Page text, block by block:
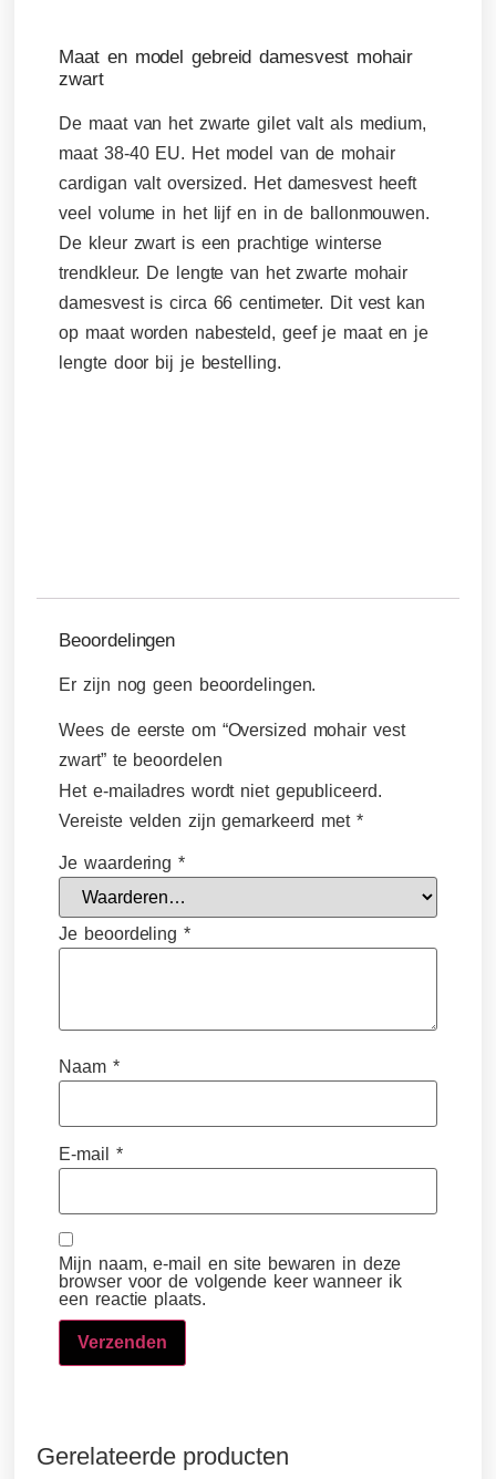
Maat en model gebreid damesvest mohair
zwart
De maat van het zwarte gilet valt als medium,
maat 38-40 EU. Het model van de mohair
cardigan valt oversized. Het damesvest heeft
veel volume in het lijf en in de ballonmouwen.
De kleur zwart is een prachtige winterse
trendkleur. De lengte van het zwarte mohair
damesvest is circa 66 centimeter. Dit vest kan
op maat worden nabesteld, geef je maat en je
lengte door bij je bestelling.
Beoordelingen
Er zijn nog geen beoordelingen.
Wees de eerste om “Oversized mohair vest
zwart” te beoordelen
Het e-mailadres wordt niet gepubliceerd.
Vereiste velden zijn gemarkeerd met *
Je waardering*
Je beoordeling *
Naam *
E-mail *
Mijn naam, e-mail en site bewaren in deze
browser voor de volgende keer wanneer ik
een reactie plaats.
Gerelateerde producten